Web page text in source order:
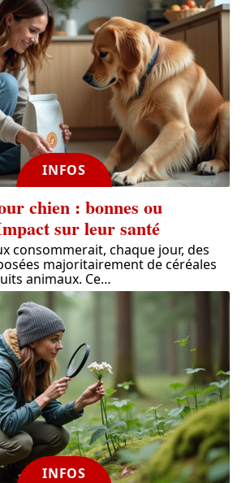
INFOS
chien : bonnes ou
sur leur santé
consommerait, chaque jour, des
majoritairement de céréales
animaux. Ce…
INFOS